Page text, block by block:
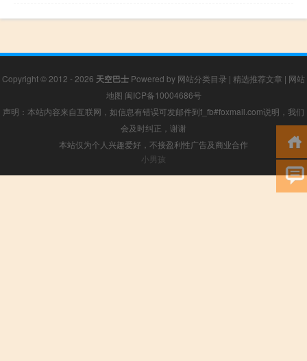
Copyright © 2012 - 2026 天空巴士 Powered by 网站分类目录 | 精选推荐文章 | 网站
地图 闽ICP备10004686号
声明：本站内容来自互联网，如信息有错误可发邮件到f_fb#foxmail.com说明，我们
会及时纠正，谢谢
本站仅为个人兴趣爱好，不接盈利性广告及商业合作
小男孩